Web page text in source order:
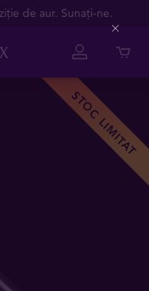
de aur. Sunați-ne.
STOC LIMITAT
Close